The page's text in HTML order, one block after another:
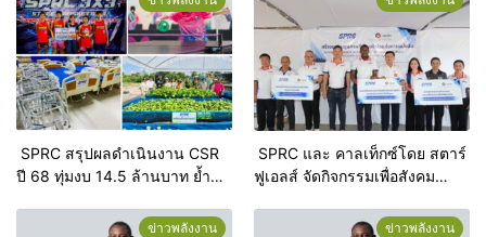
SPRC สรุปผลดำเนินงาน CSR
ปี 68 ทุ่มงบ 14.5 ล้านบาท ย้ำ
เติบโตอย่างยั่งยืนคู่ชุมชน
SPRC และ คาลเท็กซ์โดย สตาร์
ฟูเอลส์ จัดกิจกรรมเพื่อสังคม
แห่งการแบ่งปัน”
ข่าวพลังงาน ข่าวพลังงาน